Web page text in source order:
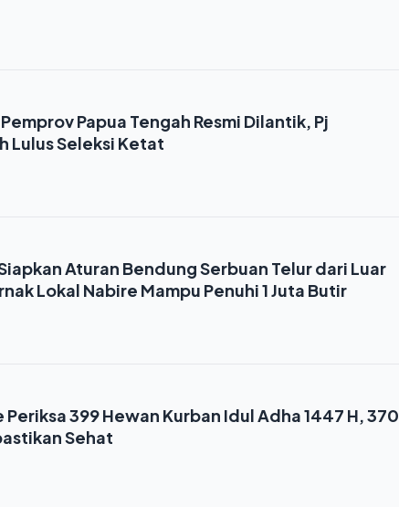
Papua Tengah Resmi Dilantik, Pj
Lulus Seleksi Ketat
Aturan Bendung Serbuan Telur dari Luar
Lokal Nabire Mampu Penuhi 1 Juta Butir
399 Hewan Kurban Idul Adha 1447 H, 370
Sehat